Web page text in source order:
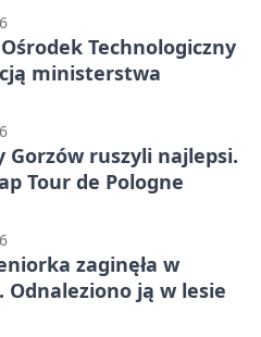
Technologiczny
ministerstwa
Gorzów ruszyli najlepsi.
Tour de Pologne
zaginęła w
Odnaleziono ją w lesie